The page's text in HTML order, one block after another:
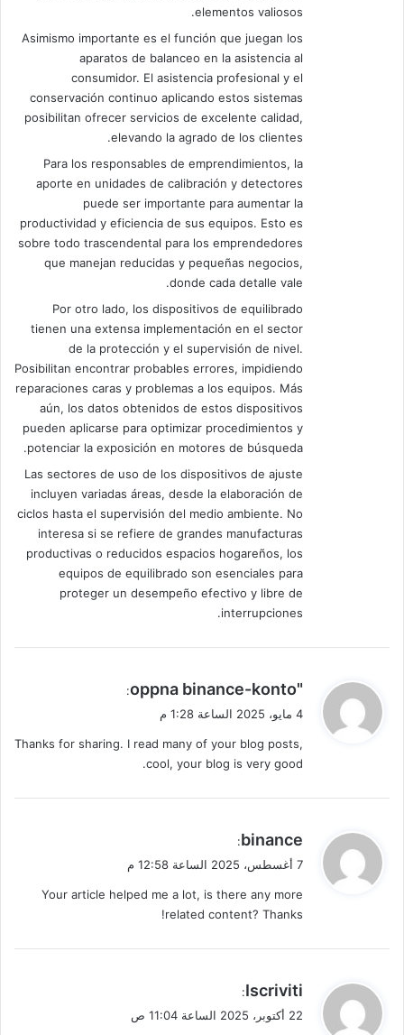
elementos valiosos.
Asimismo importante es el función que juegan los
aparatos de balanceo en la asistencia al
consumidor. El asistencia profesional y el
conservación continuo aplicando estos sistemas
posibilitan ofrecer servicios de excelente calidad,
elevando la agrado de los clientes.
Para los responsables de emprendimientos, la
aporte en unidades de calibración y detectores
puede ser importante para aumentar la
productividad y eficiencia de sus equipos. Esto es
sobre todo trascendental para los emprendedores
que manejan reducidas y pequeñas negocios,
donde cada detalle vale.
Por otro lado, los dispositivos de equilibrado
tienen una extensa implementación en el sector
de la protección y el supervisión de nivel.
Posibilitan encontrar probables errores, impidiendo
reparaciones caras y problemas a los equipos. Más
aún, los datos obtenidos de estos dispositivos
pueden aplicarse para optimizar procedimientos y
potenciar la exposición en motores de búsqueda.
Las sectores de uso de los dispositivos de ajuste
incluyen variadas áreas, desde la elaboración de
ciclos hasta el supervisión del medio ambiente. No
interesa si se refiere de grandes manufacturas
productivas o reducidos espacios hogareños, los
equipos de equilibrado son esenciales para
proteger un desempeño efectivo y libre de
interrupciones.
ي
ل
"oppna binance-konto
:
4 مايو، 2025 الساعة 1:28 م
Thanks for sharing. I read many of your blog posts,
cool, your blog is very good.
ي
ل
binance
:
7 أغسطس، 2025 الساعة 12:58 م
Your article helped me a lot, is there any more
related content? Thanks!
يIscriviti
:
22 أكتوبر، 2025 الساعة 11:04 ص